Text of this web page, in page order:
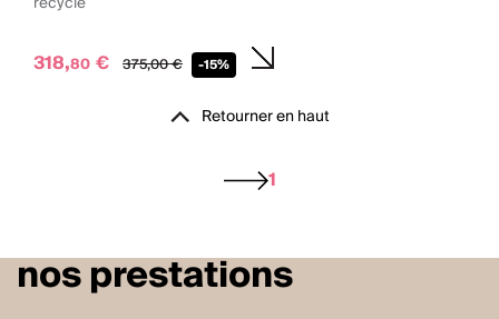
318,80 € 375,00€ -15%
Retourner en haut
1
nos prestations